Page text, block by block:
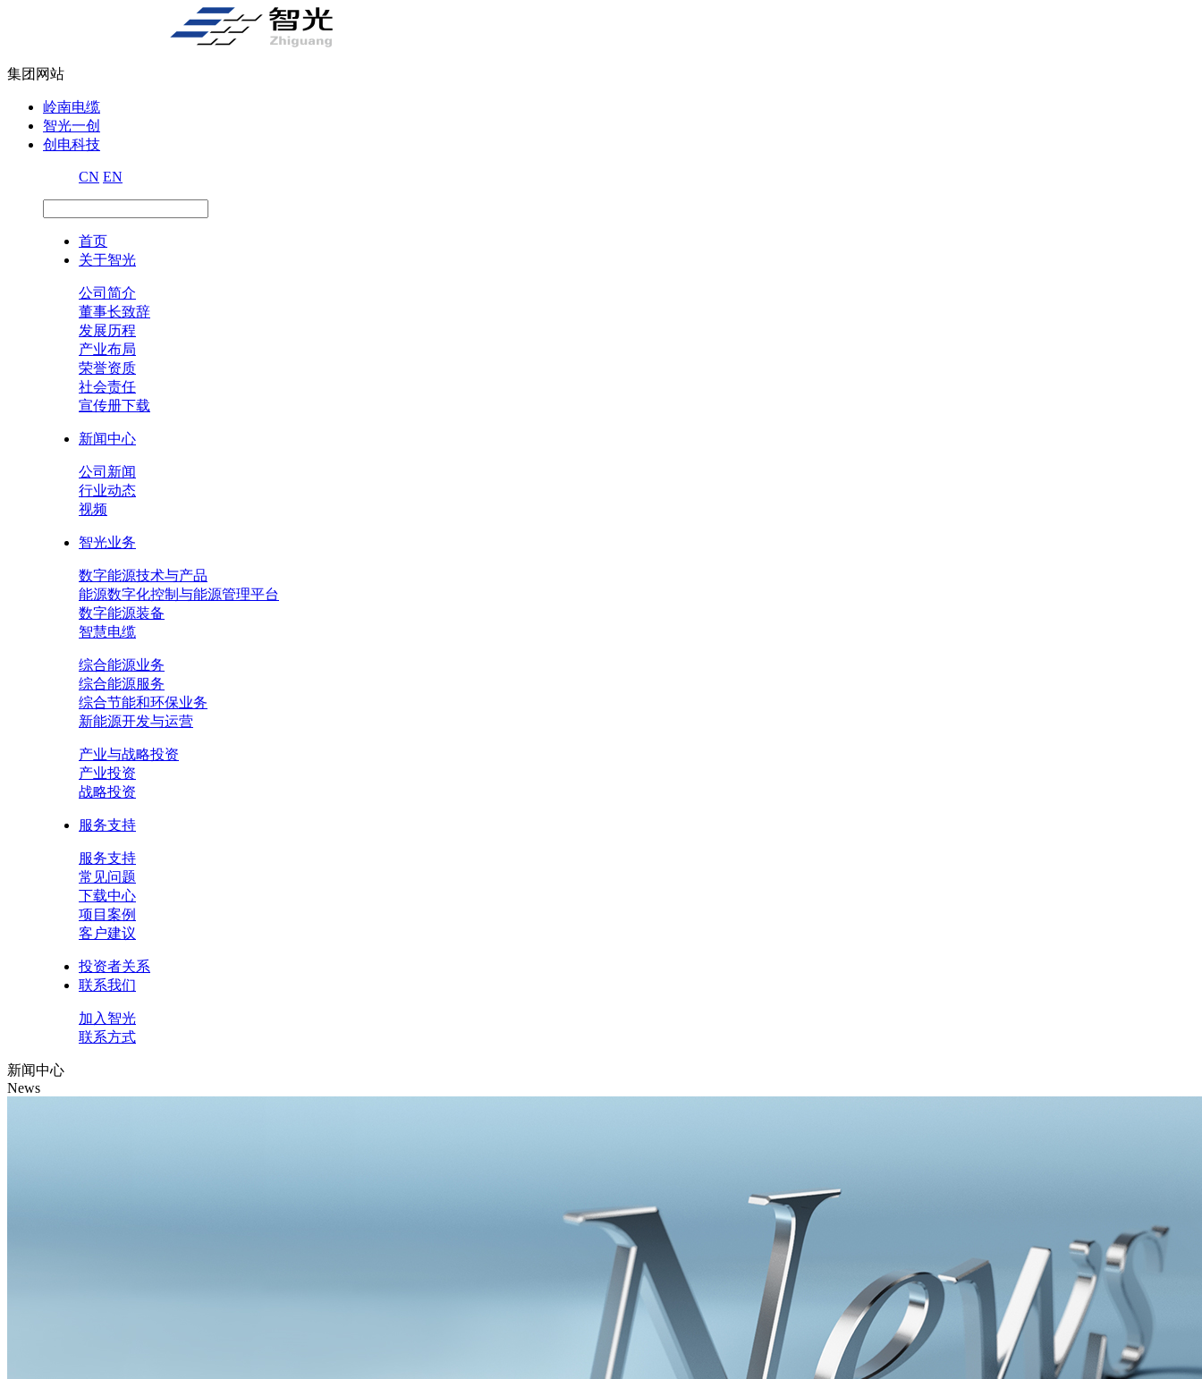
集团网站
岭南电缆
智光一创
创电科技
CN EN
首页
关于智光
公司简介
董事长致辞
发展历程
产业布局
荣誉资质
社会责任
宣传册下载
新闻中心
公司新闻
行业动态
视频
智光业务
数字能源技术与产品
能源数字化控制与能源管理平台
数字能源装备
智慧电缆
综合能源业务
综合能源服务
综合节能和环保业务
新能源开发与运营
产业与战略投资
产业投资
战略投资
服务支持
服务支持
常见问题
下载中心
项目案例
客户建议
投资者关系
联系我们
加入智光
联系方式
新闻中心
News